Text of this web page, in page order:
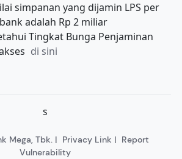
simpanan yang dijamin LPS per
adalah Rp 2 miliar
Tingkat Bunga Penjaminan
di sini
s
Mega, Tbk. | Privacy Link | Report
Vulnerability